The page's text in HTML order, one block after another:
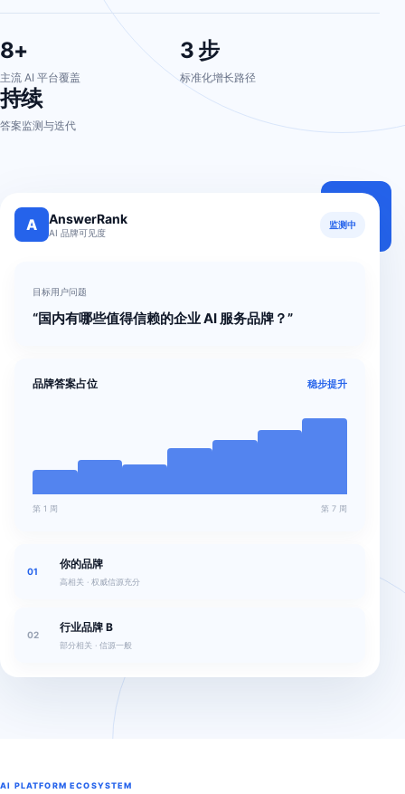
8+
主流 AI 平台覆盖
3 步
标准化增长路径
持续
答案监测与迭代
A AnswerRank
AI 品牌可见度
监测中
目标用户问题
“国内有哪些值得信赖的企业 AI 服务品牌？”
品牌答案占位 稳步提升
第 1 周 第 7 周
01
你的品牌
高相关 · 权威信源充分
02
行业品牌 B
部分相关 · 信源一般
AI PLATFORM ECOSYSTEM